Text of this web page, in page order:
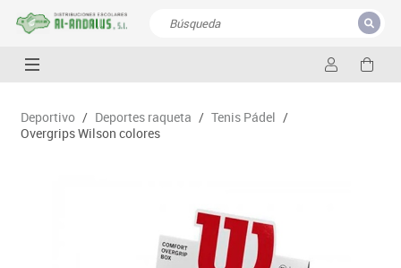
CERRAR
Deportivo / Deportes raqueta / Tenis Pádel /
Overgrips Wilson colores